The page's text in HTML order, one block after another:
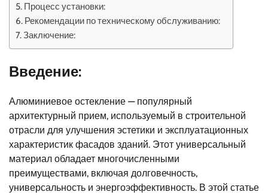
Процесс установки:
Рекомендации по техническому обслуживанию:
Заключение:
Введение:
Алюминиевое остекление — популярный
архитектурный прием, используемый в строительной
отрасли для улучшения эстетики и эксплуатационных
характеристик фасадов зданий. Этот универсальный
материал обладает многочисленными
преимуществами, включая долговечность,
универсальность и энергоэффективность. В этой статье